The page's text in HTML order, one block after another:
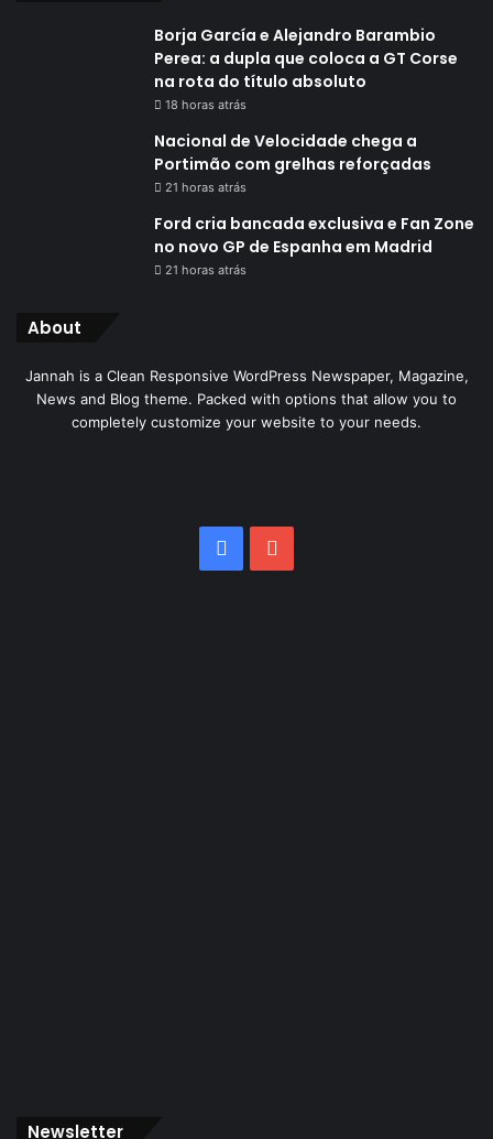
Borja García e Alejandro Barambio
Perea: a dupla que coloca a GT Corse
na rota do título absoluto
18 horas atrás
Nacional de Velocidade chega a
Portimão com grelhas reforçadas
21 horas atrás
Ford cria bancada exclusiva e Fan Zone
no novo GP de Espanha em Madrid
21 horas atrás
About
Jannah is a Clean Responsive WordPress Newspaper, Magazine,
News and Blog theme. Packed with options that allow you to
completely customize your website to your needs.
Facebook
Newsletter